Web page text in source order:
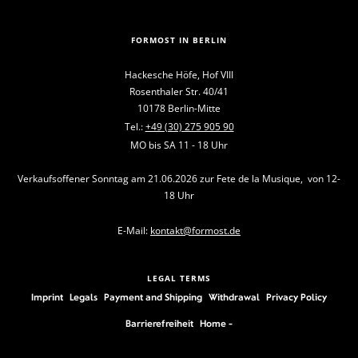
FORMOST IN BERLIN
Hackesche Höfe, Hof VIII
Rosenthaler Str. 40/41
10178 Berlin-Mitte
Tel.:+49 (30) 275 905 90
MO bis SA 11 - 18 Uhr
Verkaufsoffener Sonntag am 21.06.2026 zur Fete de la Musique, von 12-
18 Uhr
E-Mail: kontakt@formost.de
LEGAL TERMS
Imprint Legals Payment and Shipping Withdrawal Privacy Policy
Barrierefreiheit Home -